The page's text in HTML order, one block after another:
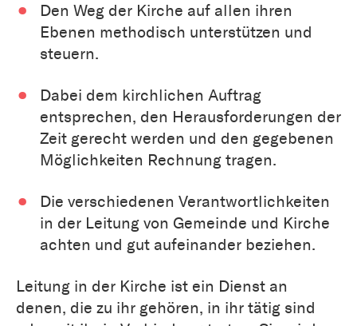
Den Weg der Kirche auf allen ihren
Ebenen methodisch unterstützen und
steuern.
Dabei dem kirchlichen Auftrag
entsprechen, den Herausforderungen der
Zeit gerecht werden und den gegebenen
Möglichkeiten Rechnung tragen.
Die verschiedenen Verantwortlichkeiten
in der Leitung von Gemeinde und Kirche
achten und gut aufeinander beziehen.
Leitung in der Kirche ist ein Dienst an
denen, die zu ihr gehören, in ihr tätig sind